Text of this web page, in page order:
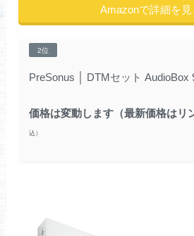
Amazonで詳細を見
2位
PreSonus DTMセット AudioBox
価格は変動します（最新価格はリ